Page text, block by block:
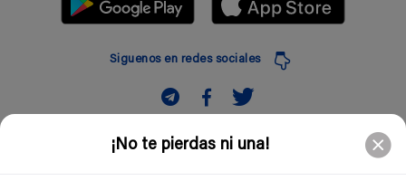
¡No te pierdas ni una!
Siguenos en redes sociales
Suscribir